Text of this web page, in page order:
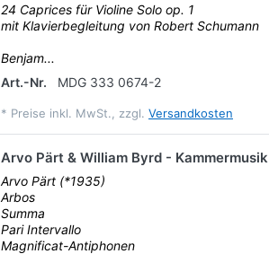
24 Caprices für Violine Solo op. 1
mit Klavierbegleitung von Robert Schumann
Benjam...
Art.-Nr.
MDG 333 0674-2
* Preise inkl. MwSt., zzgl. Versandkosten
Arvo Pärt & William Byrd - Kammermusik
Arvo Pärt (*1935)
Arbos
Summa
Pari Intervallo
Magnificat-Antiphonen